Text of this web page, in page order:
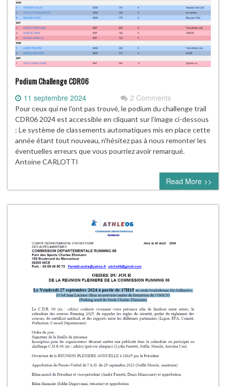
Podium Challenge CDR06
11 septembre 2024 2 Comments
Pour ceux qui ne l’ont pas trouvé, le podium du challenge trail
CDR06 2024 est accessible en cliquant sur l’image ci-dessous
: Le système de classements automatiques mis en place cette
année étant tout nouveau, n’hésitez pas à nous remonter les
éventuelles erreurs que vous pourriez avoir remarqué.
Antoine CARLOTTI
Read More >>